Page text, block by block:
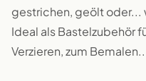
gestrichen, geölt oder...
Ideal als Bastelzubehör
Verzieren, zum